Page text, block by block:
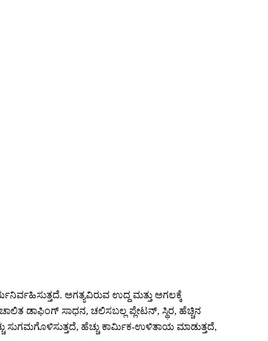
ಅಗತ್ಯವಿರುವ ಉದ್ದ ಮತ್ತು ಅಗಲಕ್ಕೆ
ಡಾಫಿಂಗ್ ಸಾಧನ, ಚಲಿಸಬಲ್ಲ ಪ್ಲೇಟನ್, ಸ್ಥಿರ, ಹೆಚ್ಚಿನ
ಸುಗಮಗೊಳಿಸುತ್ತದೆ, ಹೆಚ್ಚು ಕಾರ್ಮಿಕ-ಉಳಿತಾಯ ಮಾಡುತ್ತದೆ,